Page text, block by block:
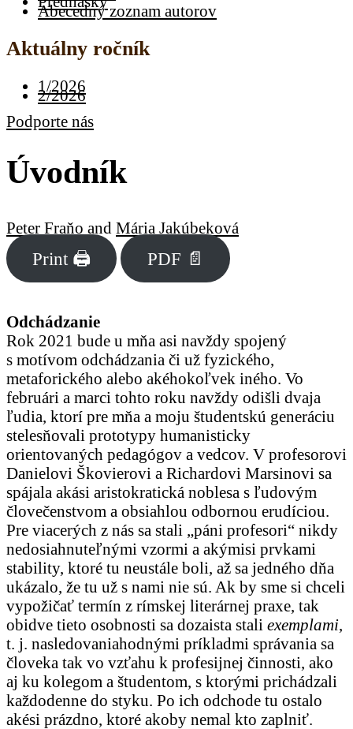
Abecedný zoznam autorov
Aktuálny ročník
1/2026
2/2026
Podporte nás
Úvodník
Peter Fraňo and Mária Jakúbeková
Print 🖨 PDF 📄
Odchádzanie
Rok 2021 bude u mňa asi navždy spojený
s motívom odchádzania či už fyzického,
metaforického alebo akéhokoľvek iného. Vo
februári a marci tohto roku navždy odišli dvaja
ľudia, ktorí pre mňa a moju študentskú generáciu
stelesňovali prototypy humanisticky
orientovaných pedagógov a vedcov. V profesorovi
Danielovi Škovierovi a Richardovi Marsinovi sa
spájala akási aristokratická noblesa s ľudovým
človečenstvom a obsiahlou odbornou erudíciou.
Pre viacerých z nás sa stali „páni profesori“ nikdy
nedosiahnuteľnými vzormi a akýmisi prvkami
stability, ktoré tu neustále boli, až sa jedného dňa
ukázalo, že tu už s nami nie sú. Ak by sme si chceli
vypožičať termín z rímskej literárnej praxe, tak
obidve tieto osobnosti sa dozaista stali exemplami,
t. j. nasledovaniahodnými príkladmi správania sa
človeka tak vo vzťahu k profesijnej činnosti, ako
aj ku kolegom a študentom, s ktorými prichádzali
každodenne do styku. Po ich odchode tu ostalo
akési prázdno, ktoré akoby nemal kto zaplniť.